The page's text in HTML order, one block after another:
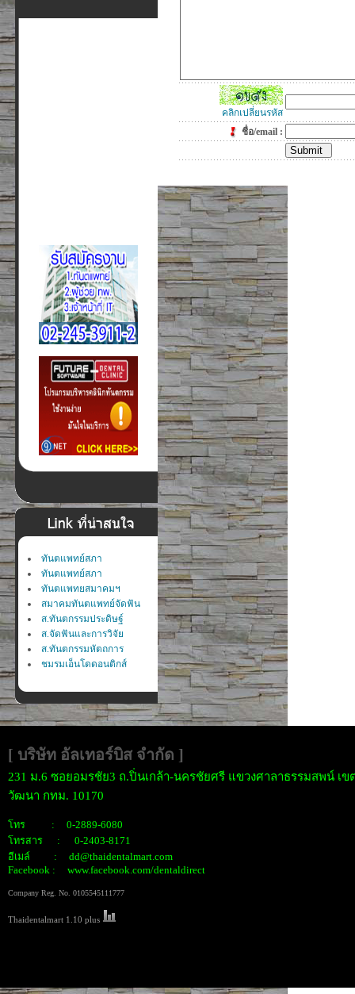
ทันตแพทย์สภา
ทันตแพทย์สภา
ทันตแพทยสมาคมฯ
สมาคมทันตแพทย์จัดฟัน
ส.ทันตกรรมประดิษฐ์
ส.จัดฟันและการวิจัย
ส.ทันตกรรมหัตถการ
ชมรมเอ็นโดดอนติกส์
คลิกเปลี่ยนรหัส
ชื่อ/email :
[ บริษัท อัลเทอร์บิส จำกัด ]
231 ม.6 ซอยอมรชัย3 ถ.ปิ่นเกล้า-นครชัยศรี แขวงศาลาธรรมสพน์ เข
วัฒนา กทม. 10170
โทร : 0-2889-6080
โทรสาร : 0-2403-8171
อีเมล์ : dd@thaidentalmart.com
Facebook : www.facebook.com/dentaldirect
Company Reg. No. 0105545111777
Thaidentalmart 1.10 plus